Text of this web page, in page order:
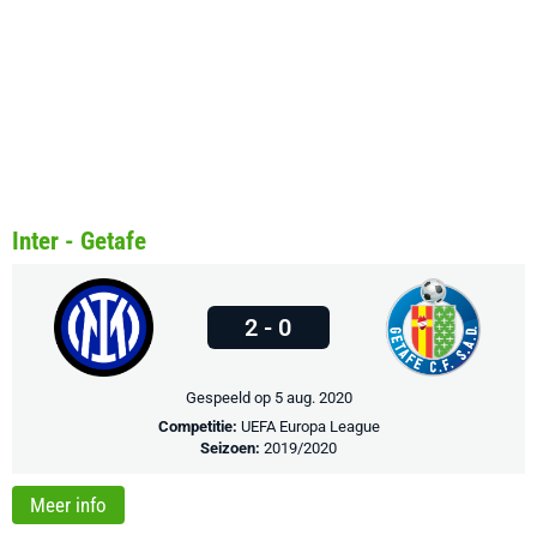
Inter - Getafe
2 - 0
Gespeeld op 5 aug. 2020
Competitie: UEFA Europa League
Seizoen: 2019/2020
Meer info